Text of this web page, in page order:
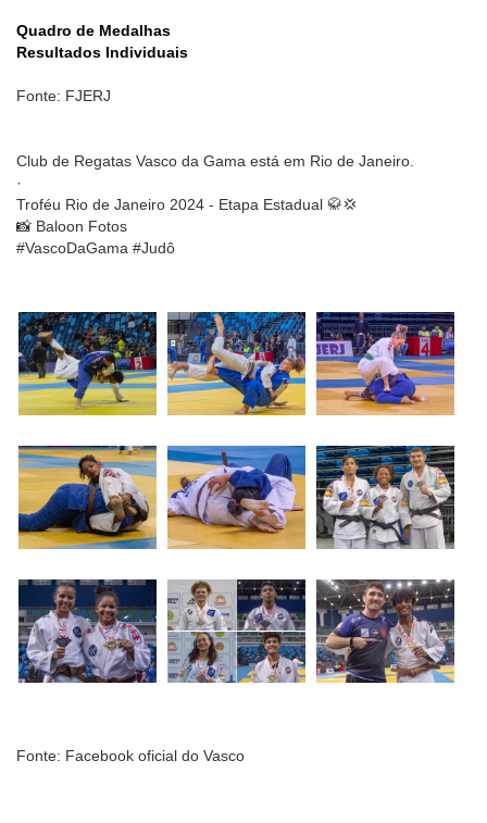
Quadro de Medalhas
Resultados Individuais
Fonte: FJERJ
Club de Regatas Vasco da Gama está em Rio de Janeiro.
·
Troféu Rio de Janeiro 2024 - Etapa Estadual 🥋💢
📸 Baloon Fotos
#VascoDaGama #Judô
Fonte: Facebook oficial do Vasco